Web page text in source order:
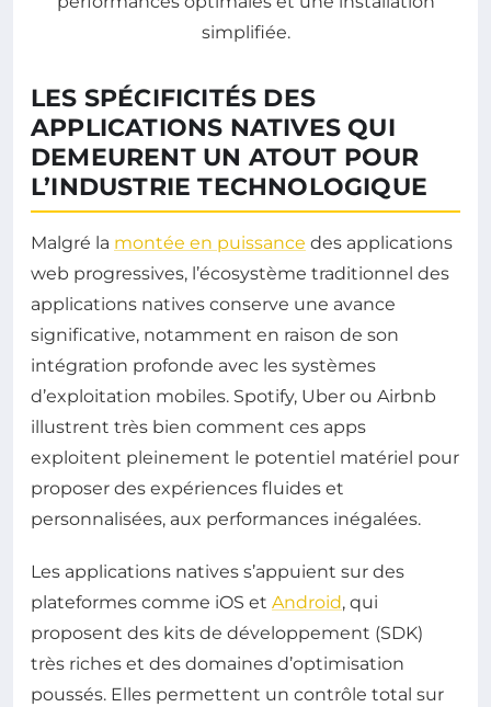
LES SPÉCIFICITÉS DES
APPLICATIONS NATIVES QUI
DEMEURENT UN ATOUT POUR
L’INDUSTRIE TECHNOLOGIQUE
Malgré la montée en puissance des applications
web progressives, l’écosystème traditionnel des
applications natives conserve une avance
significative, notamment en raison de son
intégration profonde avec les systèmes
d’exploitation mobiles. Spotify, Uber ou Airbnb
illustrent très bien comment ces apps
exploitent pleinement le potentiel matériel pour
proposer des expériences fluides et
personnalisées, aux performances inégalées.
Les applications natives s’appuient sur des
plateformes comme iOS et Android, qui
proposent des kits de développement (SDK)
très riches et des domaines d’optimisation
poussés. Elles permettent un contrôle total sur